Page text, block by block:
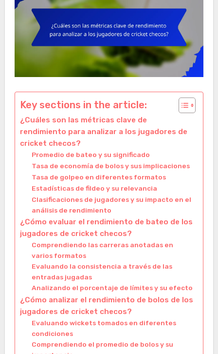
Key sections in the article:
¿Cuáles son las métricas clave de
rendimiento para analizar a los jugadores de
cricket checos?
Promedio de bateo y su significado
Tasa de economía de bolos y sus implicaciones
Tasa de golpeo en diferentes formatos
Estadísticas de fildeo y su relevancia
Clasificaciones de jugadores y su impacto en el
análisis de rendimiento
¿Cómo evaluar el rendimiento de bateo de los
jugadores de cricket checos?
Comprendiendo las carreras anotadas en
varios formatos
Evaluando la consistencia a través de las
entradas jugadas
Analizando el porcentaje de límites y su efecto
¿Cómo analizar el rendimiento de bolos de los
jugadores de cricket checos?
Evaluando wickets tomados en diferentes
condiciones
Comprendiendo el promedio de bolos y su